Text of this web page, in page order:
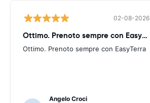
02-08-2026
Ottimo. Prenoto sempre con EasyTerra
Ottimo. Prenoto sempre con EasyTerra
Angelo Croci